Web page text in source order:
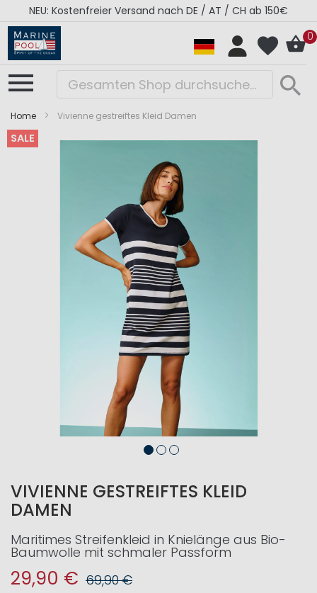
NEU: Kostenfreier Versand nach DE / AT / CH ab 150€
0
Home Vivienne gestreiftes Kleid Damen
SALE
Zum
Zum
VIVIENNE GESTREIFTES KLEID
DAMEN
Maritimes Streifenkleid in Knielänge aus Bio-
Baumwolle mit schmaler Passform
29,90 € 69,90 €